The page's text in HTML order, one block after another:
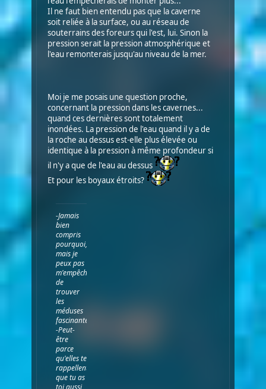
Il ne faut bien entendu pas que la caverne
soit reliée à la surface, ou au réseau de
souterrains des foreurs qui l'est, lui. Sinon la
pression serait la pression atmosphérique et
l'eau remonterais jusqu'au niveau de la mer.
Moi je me posais une question proche,
concernant la pression dans les cavernes...
quand ces dernières sont totalement
inondées. La pression de l'eau quand il y a de
la roche au dessus est-elle plus élevée ou
identique à la pression à même profondeur si
il n'y a que de l'eau au dessus
Et pour les boyaux étroits?
-Jamais
bien
compris
pourquoi,
mais je
peux pas
m'empêcher
de
trouver
les
méduses
fascinantes...
-Peut-
être
parce
qu'elles te
rappellent
que tu as
toi aussi